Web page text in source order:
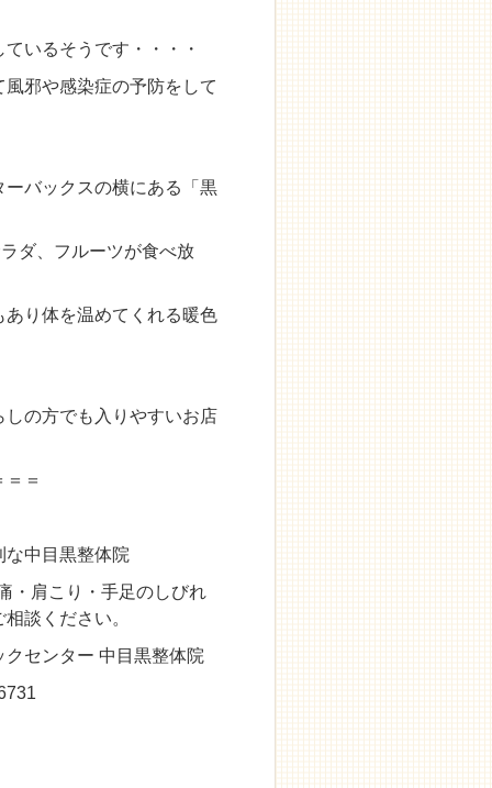
いるそうです・・・・
邪や感染症の予防をして
バックスの横にある「黒
ダ、フルーツが食べ放
り体を温めてくれる暖色
の方でも入りやすいお店
＝
な中目黒整体院
・肩こり・手足のしびれ
談ください。
センター 中目黒整体院